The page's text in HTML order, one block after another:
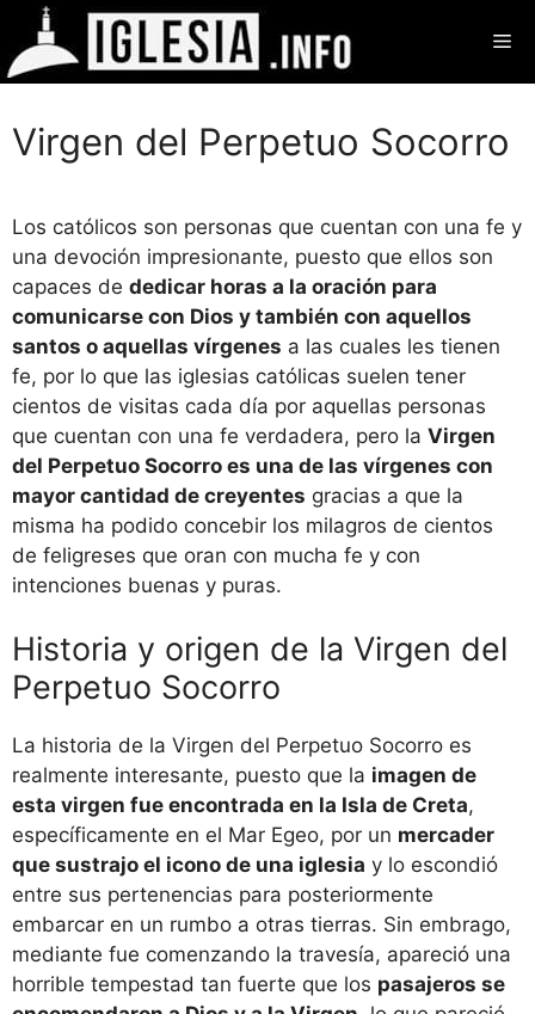
Saltar
contenido
Virgen del Perpetuo Socorro
Los católicos son personas que cuentan con una fe y
una devoción impresionante, puesto que ellos son
capaces de dedicar horas a la oración para
comunicarse con Dios y también con aquellos
santos o aquellas vírgenes a las cuales les tienen
fe, por lo que las iglesias católicas suelen tener
cientos de visitas cada día por aquellas personas
que cuentan con una fe verdadera, pero la Virgen
del Perpetuo Socorro es una de las vírgenes con
mayor cantidad de creyentes gracias a que la
misma ha podido concebir los milagros de cientos
de feligreses que oran con mucha fe y con
intenciones buenas y puras.
Historia y origen de la Virgen del
Perpetuo Socorro
La historia de la Virgen del Perpetuo Socorro es
realmente interesante, puesto que la imagen de
esta virgen fue encontrada en la Isla de Creta,
específicamente en el Mar Egeo, por un mercader
que sustrajo el icono de una iglesia y lo escondió
entre sus pertenencias para posteriormente
embarcar en un rumbo a otras tierras. Sin embrago,
mediante fue comenzando la travesía, apareció una
horrible tempestad tan fuerte que los pasajeros se